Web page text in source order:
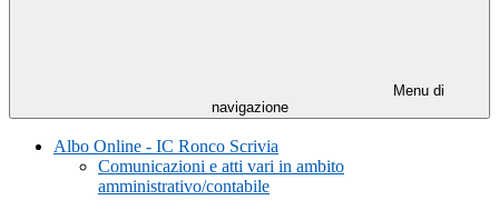
Menu di
navigazione
Albo Online - IC Ronco Scrivia
Comunicazioni e atti vari in ambito
amministrativo/contabile